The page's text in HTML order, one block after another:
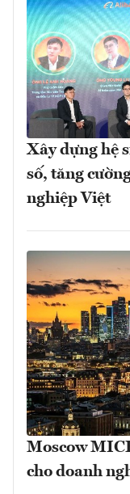
Xây dựng hệ
số, tăng
nghiệp Việt
Moscow
cho doanh